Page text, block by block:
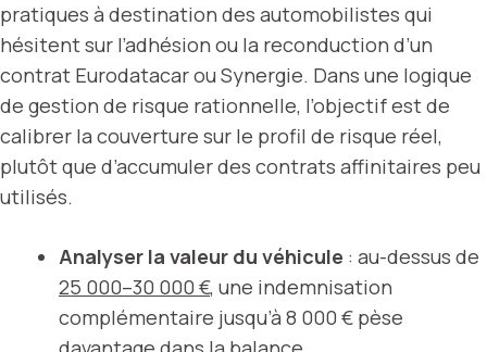
pratiques à destination des automobilistes qui
hésitent sur l’adhésion ou la reconduction d’un
contrat Eurodatacar ou Synergie. Dans une logique
de gestion de risque rationnelle, l’objectif est de
calibrer la couverture sur le profil de risque réel,
plutôt que d’accumuler des contrats affinitaires peu
utilisés.
Analyser la valeur du véhicule : au-dessus de
25 000–30 000 €, une indemnisation
complémentaire jusqu’à 8 000 € pèse